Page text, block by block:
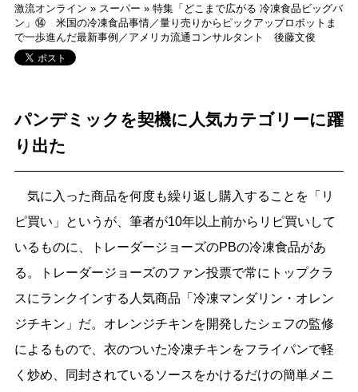
激流オンライン » スーパー » 特集「どこまで広がる 冷凍食品ビッグバ
ン」⑭ 米国の冷凍食品事情／量り売りからピックアップロボットま
で一歩進んだ最新事例／アメリカ流通コンサルタント 後藤文俊
パンデミックを契機に人気カテゴリーに躍
り出た
気に入った商品を何度も繰り返し購入することを「リ
ピ買い」というが、筆者が10年以上前からリピ買いして
いるものに、トレーダージョーズのPBの冷凍食品があ
る。トレーダージョーズのファン投票で常にトップクラ
スにランクインする人気商品「冷凍マンダリン・オレン
ジチキン」だ。オレンジチキンを開発したシェフの監修
によるもので、衣のついた冷凍チキンをフライパンで軽
く炒め、同封されているソースをかけるだけの簡単メニ